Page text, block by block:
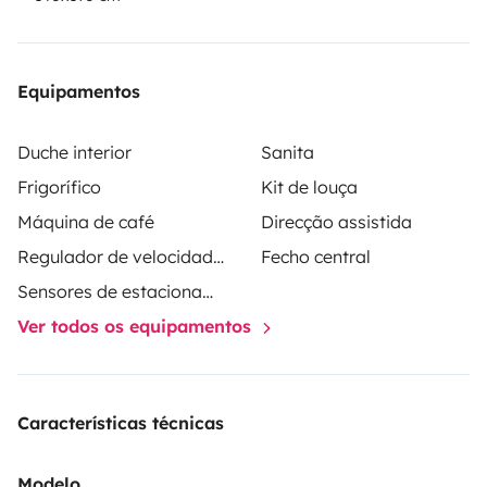
AutorizadoCarnet de conducir - Carnet B
permite fumar - No autorizado ( PENALIZACION €
90,00 )Exceso de kilometraje - 0,59 € por km adicional
Equipamentos
Duche interior
Sanita
Frigorífico
Kit de louça
Máquina de café
Direcção assistida
Regulador de velocidade / Cruise Control
Fecho central
Sensores de estacionamento
Ver todos os equipamentos
Características técnicas